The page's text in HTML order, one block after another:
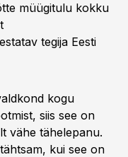
müügitulu kokku
tegija Eesti
kogu
siis see on
vähe tähelepanu.
kui see on